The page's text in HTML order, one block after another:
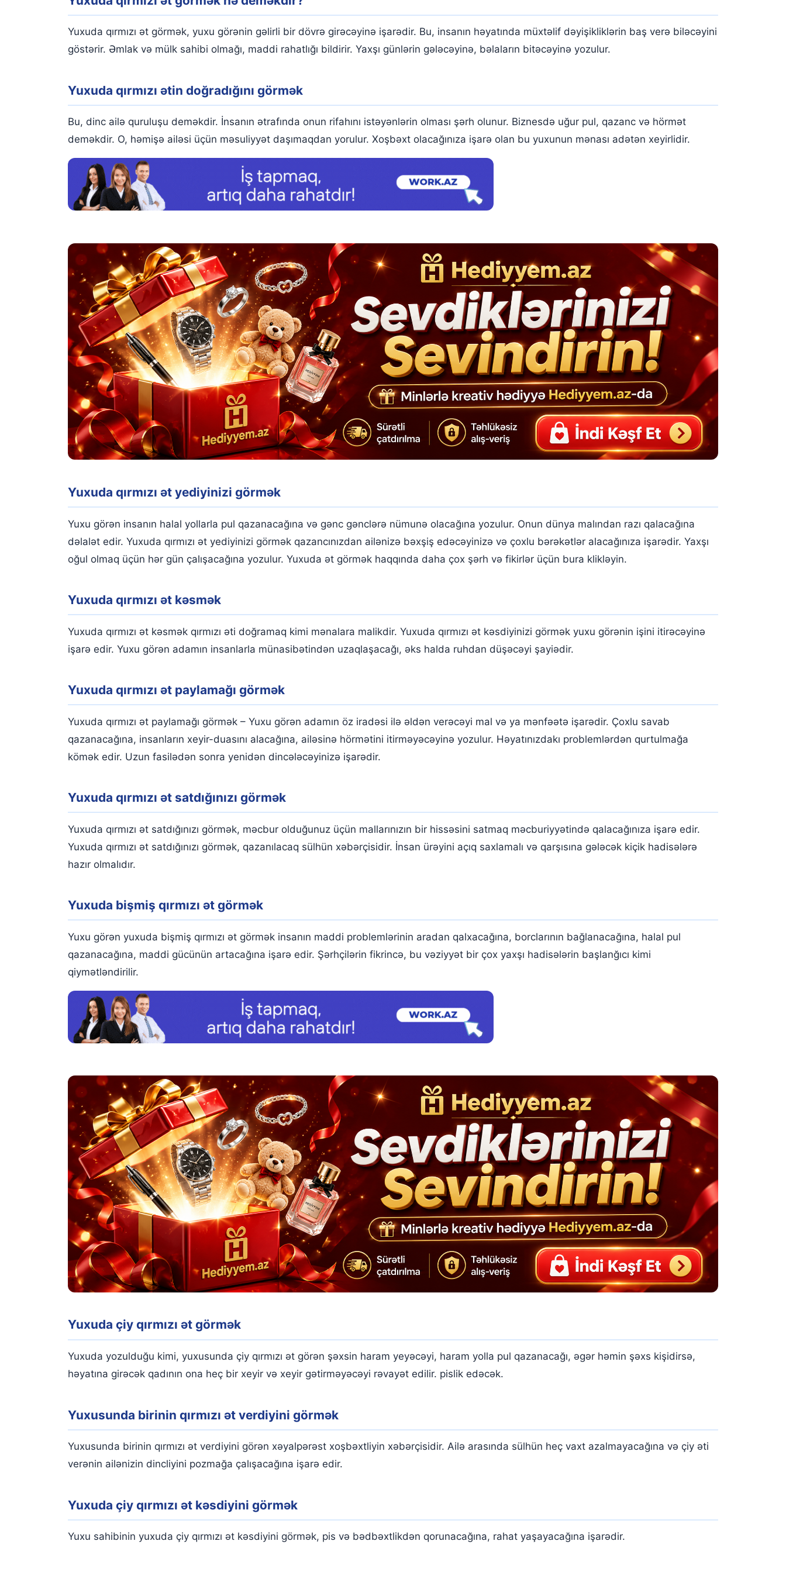
Yuxuda qırmızı ət kəsmək
Yuxuda qırmızı ət satdığınızı görmək
Yuxuda bişmiş qırmızı ət görmək
Yuxuda çiy qırmızı ət görmək
Yuxusunda birinin qırmızı ət verdiyini görmək
Yuxuda çiy qırmızı ət kəsdiyini görmək
Yuxuda korlanmış, çürüyən qırmızı ət görmək
Yuxuda qırmızı ət görmək, yuxu görənin gəlirli bir dövrə girəcəyinə işarədir. Bu, insanın həyatında müxtəlif dəyişikliklərin baş verə biləcəyini
göstərir. Əmlak və mülk sahibi olmağı, maddi rahatlığı bildirir. Yaxşı günlərin gələcəyinə, bəlaların bitəcəyinə yozulur.
Yuxuda qırmızı ətin doğradığını görmək
Bu, dinc ailə quruluşu deməkdir. İnsanın ətrafında onun rifahını istəyənlərin olması şərh olunur. Biznesdə uğur pul, qazanc və hörmət
deməkdir. O, həmişə ailəsi üçün məsuliyyət daşımaqdan yorulur. Xoşbəxt olacağınıza işarə olan bu yuxunun mənası adətən xeyirlidir.
Yuxuda qırmızı ət yediyinizi görmək
Yuxu görən insanın halal yollarla pul qazanacağına və gənc gənclərə nümunə olacağına yozulur. Onun dünya malından razı qalacağına
dəlalət edir. Yuxuda qırmızı ət yediyinizi görmək qazancınızdan ailənizə bəxşiş edəcəyinizə və çoxlu bərəkətlər alacağınıza işarədir. Yaxşı
oğul olmaq üçün hər gün çalışacağına yozulur. Yuxuda ət görmək haqqında daha çox şərh və fikirlər üçün bura klikləyin.
Yuxuda qırmızı ət kəsmək
Yuxuda qırmızı ət kəsmək qırmızı əti doğramaq kimi mənalara malikdir. Yuxuda qırmızı ət kəsdiyinizi görmək yuxu görənin işini itirəcəyinə
işarə edir. Yuxu görən adamın insanlarla münasibətindən uzaqlaşacağı, əks halda ruhdan düşəcəyi şayiədir.
Yuxuda qırmızı ət paylamağı görmək
Yuxuda qırmızı ət paylamağı görmək – Yuxu görən adamın öz iradəsi ilə əldən verəcəyi mal və ya mənfəətə işarədir. Çoxlu savab
qazanacağına, insanların xeyir-duasını alacağına, ailəsinə hörmətini itirməyəcəyinə yozulur. Həyatınızdakı problemlərdən qurtulmağa
kömək edir. Uzun fasilədən sonra yenidən dincələcəyinizə işarədir.
Yuxuda qırmızı ət satdığınızı görmək
Yuxuda qırmızı ət satdığınızı görmək, məcbur olduğunuz üçün mallarınızın bir hissəsini satmaq məcburiyyətində qalacağınıza işarə edir.
Yuxuda qırmızı ət satdığınızı görmək, qazanılacaq sülhün xəbərçisidir. İnsan ürəyini açıq saxlamalı və qarşısına gələcək kiçik hadisələrə
hazır olmalıdır.
Yuxuda bişmiş qırmızı ət görmək
Yuxu görən yuxuda bişmiş qırmızı ət görmək insanın maddi problemlərinin aradan qalxacağına, borclarının bağlanacağına, halal pul
qazanacağına, maddi gücünün artacağına işarə edir. Şərhçilərin fikrincə, bu vəziyyət bir çox yaxşı hadisələrin başlanğıcı kimi
qiymətləndirilir.
Yuxuda çiy qırmızı ət görmək
Yuxuda yozulduğu kimi, yuxusunda çiy qırmızı ət görən şəxsin haram yeyəcəyi, haram yolla pul qazanacağı, əgər həmin şəxs kişidirsə,
həyatına girəcək qadının ona heç bir xeyir və xeyir gətirməyəcəyi rəvayət edilir. pislik edəcək.
Yuxusunda birinin qırmızı ət verdiyini görmək
Yuxusunda birinin qırmızı ət verdiyini görən xəyalpərəst xoşbəxtliyin xəbərçisidir. Ailə arasında sülhün heç vaxt azalmayacağına və çiy əti
verənin ailənizin dincliyini pozmağa çalışacağına işarə edir.
Yuxuda çiy qırmızı ət kəsdiyini görmək
Yuxu sahibinin yuxuda çiy qırmızı ət kəsdiyini görmək, pis və bədbəxtlikdən qorunacağına, rahat yaşayacağına işarədir.